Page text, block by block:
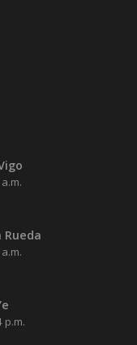
p.m.